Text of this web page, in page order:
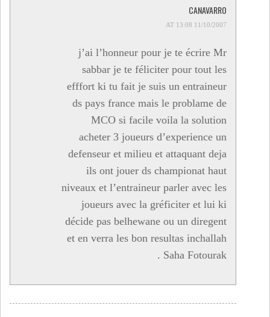
CANAVARRO
11/10/2007 AT 13:08
j’ai l’honneur pour je te écrire Mr
sabbar je te féliciter pour tout les
efffort ki tu fait je suis un entraineur
ds pays france mais le problame de
MCO si facile voila la solution
acheter 3 joueurs d’experience un
defenseur et milieu et attaquant deja
ils ont jouer ds championat haut
niveaux et l’entraineur parler avec les
joueurs avec la gréficiter et lui ki
décide pas belhewane ou un diregent
et en verra les bon resultas inchallah
. Saha Fotourak